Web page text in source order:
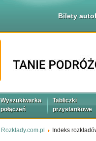
Bilety
Wyszukiwarka
połączeń
Tabliczki
przystankowe
Rozklady.com.pl Indeks